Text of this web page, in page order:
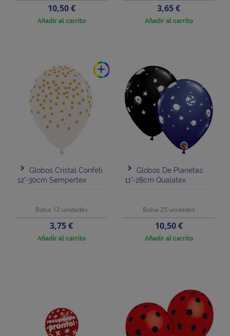
Precio
10,50 €
Añadir al carrito
Precio
3,65 €
Añadir al carrito
add
Globos Cristal Confeti
12"-30cm Sempertex
Bolsa 12 unidades
Precio
3,75 €
Añadir al carrito
Globos De Planetas
11"-28cm Qualatex
Bolsa 25 unidades
Precio
10,50 €
Añadir al carrito